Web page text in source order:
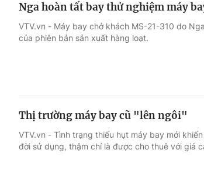
Thế giới đó đây
Nga hoàn tất bay thử nghiệm máy
VTV.vn - Máy bay chở khách MS-21-310 do
của phiên bản sản xuất hàng loạt.
Thị trường máy bay cũ "lên ngôi"
VTV.vn - Tình trạng thiếu hụt máy bay mới
đời sử dụng, thậm chí là được cho thuê với giá